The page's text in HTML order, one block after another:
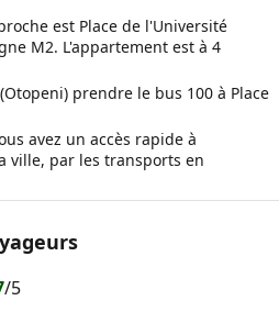
est Place de l'Université
M2. L'appartement est à 4
prendre le bus 100 à Place
avez un accès rapide à
ville, par les transports en
/5